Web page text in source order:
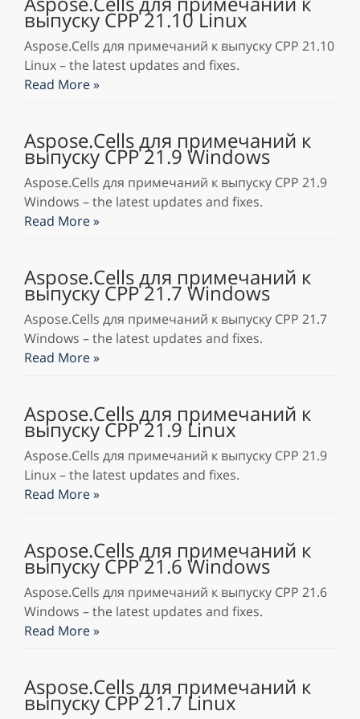
выпуску CPP 21.10 Linux
Aspose.Cells для примечаний к выпуску CPP 21.10
Linux – the latest updates and fixes.
Read More »
Aspose.Cells для примечаний к
выпуску CPP 21.9 Windows
Aspose.Cells для примечаний к выпуску CPP 21.9
Windows – the latest updates and fixes.
Read More »
Aspose.Cells для примечаний к
выпуску CPP 21.7 Windows
Aspose.Cells для примечаний к выпуску CPP 21.7
Windows – the latest updates and fixes.
Read More »
Aspose.Cells для примечаний к
выпуску CPP 21.9 Linux
Aspose.Cells для примечаний к выпуску CPP 21.9
Linux – the latest updates and fixes.
Read More »
Aspose.Cells для примечаний к
выпуску CPP 21.6 Windows
Aspose.Cells для примечаний к выпуску CPP 21.6
Windows – the latest updates and fixes.
Read More »
Aspose.Cells для примечаний к
выпуску CPP 21.7 Linux